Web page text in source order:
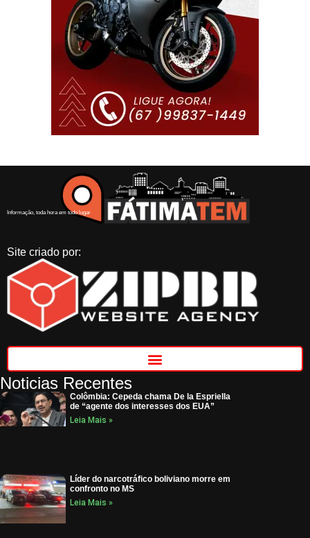
Informação, toda hora em todo lugar
Site criado por:
Noticias Recentes
Colômbia: Cepeda chama De la Espriella
de “agente dos interesses dos EUA”
Leia Mais »
Líder do narcotráfico boliviano morre em
confronto no MS
Leia Mais »